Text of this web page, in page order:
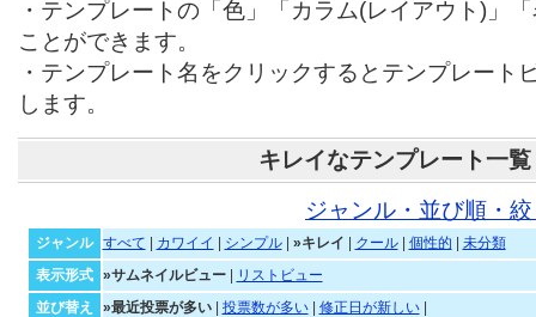
・テンプレートの「色」「カラム(レイアウト)」
ことができます。
・テンプレート名をクリックするとテンプレート
します。
キレイなテンプレート一覧
ジャンル・並び順・
ジャンル すべて カワイイ シンプル| »キレイ クール| 個性的
未分類
表示形式
»サムネイルビュー|
リストビュー
並び替え
»最近投票が多い| 投票数が多い| 修正日が新しい|